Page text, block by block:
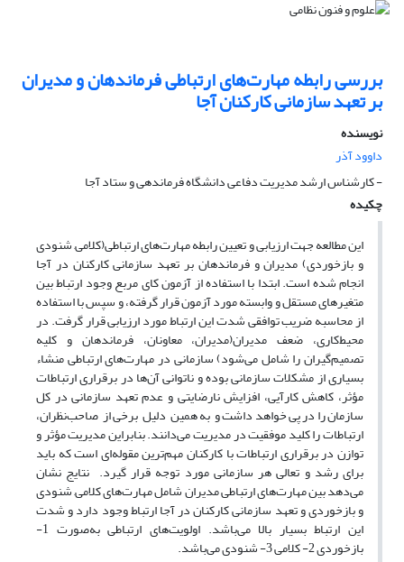
بررسی رابطه مهارت‌های ارتباطی فرماندهان و مدیران
بر تعهد سازمانی کارکنان آجا
نویسنده
داوود آذر
- کارشناس ارشد مدیریت دفاعی دانشگاه فرماندهی و ستاد آجا
چکیده
این مطالعه جهت ارزیابی و تعیین رابطه مهارت‌های ارتباطی(کلامی, شنودی
و بازخوردی) مدیران و فرماندهان بر تعهد سازمانی کارکنان در آجا
انجام شده است. ابتدا با استفاده از آزمون کای مربع وجود ارتباط بین
متغیرهای مستقل و وابسته مورد آزمون قرار گرفته، و سپس با استفاده
از محاسبه ضریب توافقی شدت این ارتباط مورد ارزیابی قرار گرفت. در
محیط‌کاری، ضعف مدیران(مدیران، معاونان، فرماندهان و کلیه
تصمیم‌گیران را شامل می‌شود) سازمانی در مهارت‌های ارتباطی منشاء
بسیاری از مشکلات سازمانی بوده و ناتوانی آن‌ها در برقراری ارتباطات
مؤثر، کاهش کارآیی، افزایش نارضایتی و عدم تعهد سازمانی در کل
سازمان را در پی خواهد داشت و به همین دلیل برخی از صاحب‌نظران،
ارتباطات را کلید موفقیت در مدیریت می‌دانند. بنابراین مدیریت مؤثر و
توازن در برقراری ارتباطات با کارکنان مهم‌ترین مقوله‌ای است که باید
برای رشد و تعالی هر سازمانی مورد توجه قرار گیرد. نتایج نشان
می‌دهد بین مهارت‌های ارتباطی مدیران شامل مهارت‌های کلامی, شنودی
و بازخوردی و تعهد سازمانی کارکنان در آجا ارتباط وجود دارد و شدت
این ارتباط بسیار بالا می‌باشد. اولویت‌های ارتباطی به‌صورت 1-
بازخوردی 2- کلامی 3- شنودی می‌باشد.